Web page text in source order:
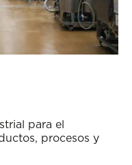
para el
procesos y